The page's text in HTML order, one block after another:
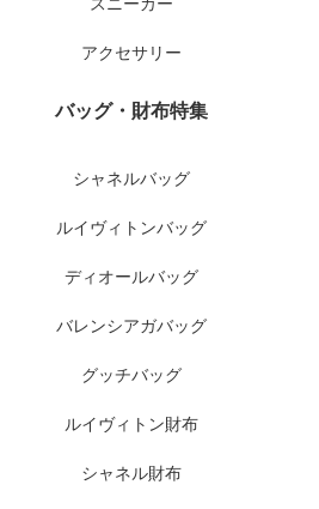
スニーカー
アクセサリー
バッグ・財布特集
シャネルバッグ
ルイヴィトンバッグ
ディオールバッグ
バレンシアガバッグ
グッチバッグ
ルイヴィトン財布
シャネル財布